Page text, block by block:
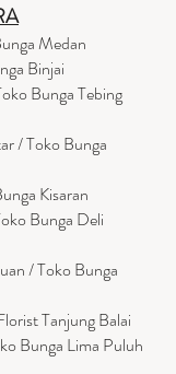
Medan
Binjai
Bunga Tebing
/ Toko Bunga
Kisaran
Bunga Deli
/ Toko Bunga
Tanjung Balai
Bunga Lima Puluh